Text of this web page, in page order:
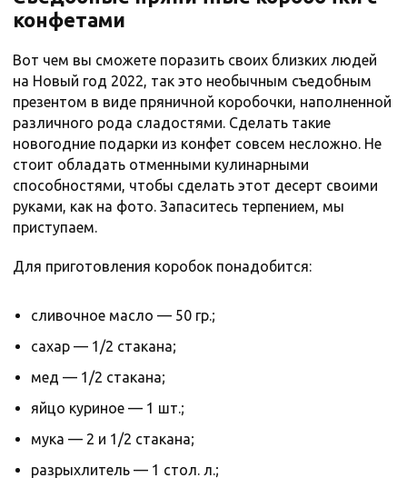
конфетами
Вот чем вы сможете поразить своих близких людей
на Новый год 2022, так это необычным съедобным
презентом в виде пряничной коробочки, наполненной
различного рода сладостями. Сделать такие
новогодние подарки из конфет совсем несложно. Не
стоит обладать отменными кулинарными
способностями, чтобы сделать этот десерт своими
руками, как на фото. Запаситесь терпением, мы
приступаем.
Для приготовления коробок понадобится:
сливочное масло — 50 гр.;
сахар — 1/2 стакана;
мед — 1/2 стакана;
яйцо куриное — 1 шт.;
мука — 2 и 1/2 стакана;
разрыхлитель — 1 стол. л.;